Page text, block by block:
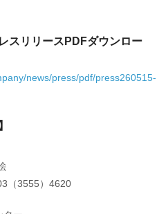
スリリースPDFダウンロー
news/press/pdf/press260515-
（3555）4620